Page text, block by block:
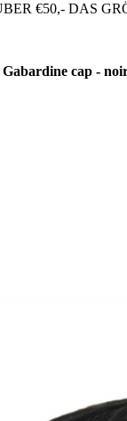
€50,- DAS
Gabardine cap -